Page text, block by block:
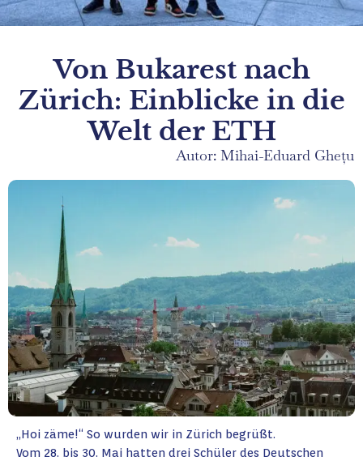
Von Bukarest nach
Zürich: Einblicke in die
Welt der ETH
Autor: Mihai-Eduard Ghețu
„Hoi zäme!“ So wurden wir in Zürich begrüßt.
Vom 28. bis 30. Mai hatten drei Schüler des Deutschen